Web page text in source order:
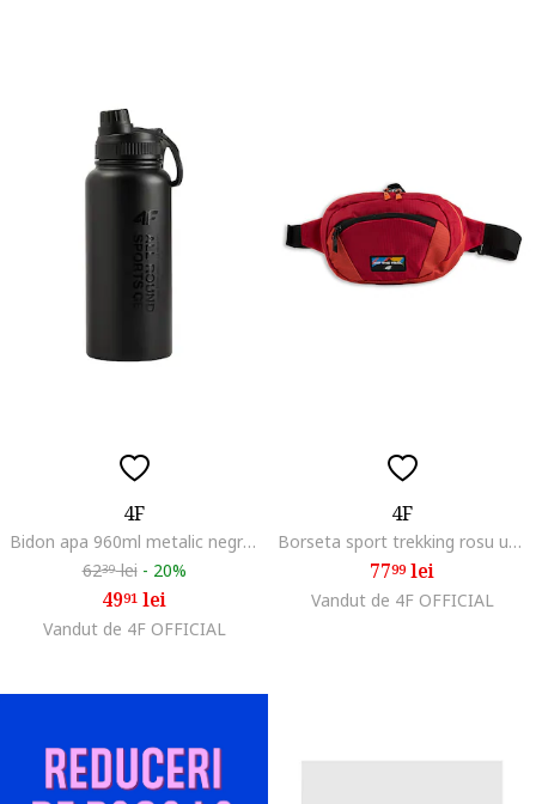
4F
Bidon apa 960ml metalic negru cu capac etans si maner
6239lei - 20%
4991 lei
Vandut de 4F OFFICIAL
4F
Borseta sport trekking rosu universal
7799lei
Vandut de 4F OFFICIAL